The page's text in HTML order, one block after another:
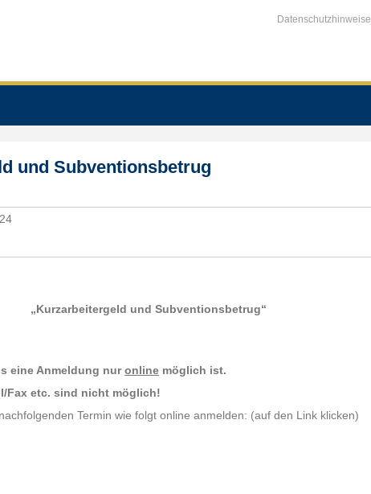
Datenschutzhinweise
und Subventionsbetrug
„Kurzarbeitergeld und Subventionsbetrug“
eine Anmeldung nuronline möglich ist.
Fax etc. sind nicht möglich!
Termin wie folgt online anmelden: (auf den Link klicken)